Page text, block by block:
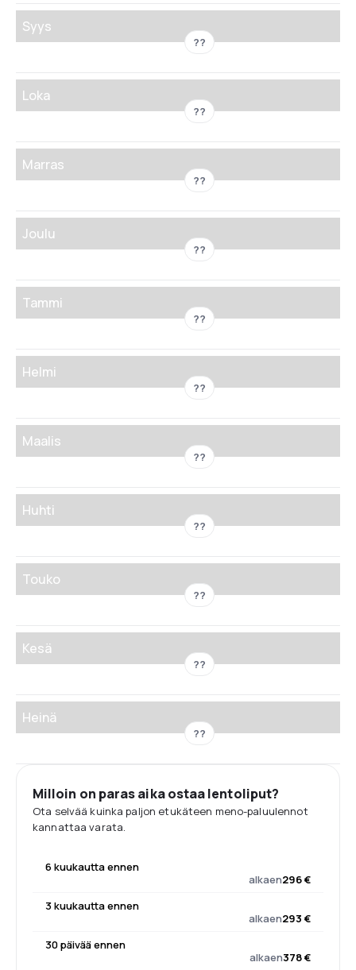
Syys
??
Loka
??
Marras
??
Joulu
??
Tammi
??
Helmi
??
Maalis
??
Huhti
??
Touko
??
Kesä
??
Heinä
??
Milloin on paras aika ostaa lentoliput?
Ota selvää kuinka paljon etukäteen meno-paluulennot
kannattaa varata.
6 kuukautta ennen
alkaen296 €
3 kuukautta ennen
alkaen293 €
30 päivää ennen
alkaen378 €